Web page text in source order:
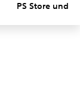
PS Store und